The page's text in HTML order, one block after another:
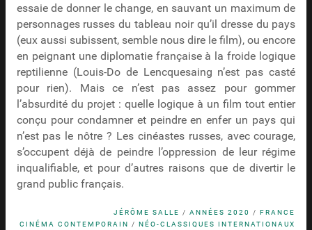
essaie de donner le change, en sauvant un maximum de
personnages russes du tableau noir qu’il dresse du pays
(eux aussi subissent, semble nous dire le film), ou encore
en peignant une diplomatie française à la froide logique
reptilienne (Louis-Do de Lencquesaing n’est pas casté
pour rien). Mais ce n’est pas assez pour gommer
l’absurdité du projet : quelle logique à un film tout entier
conçu pour condamner et peindre en enfer un pays qui
n’est pas le nôtre ? Les cinéastes russes, avec courage,
s’occupent déjà de peindre l’oppression de leur régime
inqualifiable, et pour d’autres raisons que de divertir le
grand public français.
JÉRÔME SALLE /ANNÉES 2020 /FRANCE
CINÉMA CONTEMPORAIN /NÉO-CLASSIQUES INTERNATIONAUX